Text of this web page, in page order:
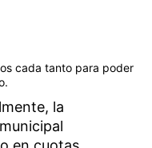
cada tanto para poder
la